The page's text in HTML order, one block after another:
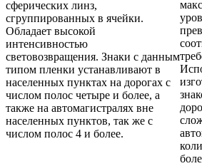
сферических линз,
сгруппированных в ячейки.
Обладает высокой
интенсивностью
световозвращения. Знаки с данным
типом пленки устанавливают в
населенных пунктах на дорогах с
числом полос четыре и более, а
также на автомагистралях вне
населенных пунктов, так же с
числом полос 4 и более.